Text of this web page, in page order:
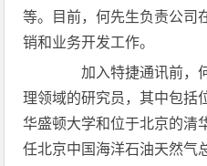
等。目前，何先生负责公司
销和业务开发工作。
加入特捷通讯前，何
理领域的研究员，其中包括
华盛顿大学和位于北京的清
任北京中国海洋石油天然气